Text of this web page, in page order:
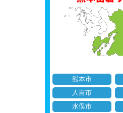
熊本市
人吉市
水俣市